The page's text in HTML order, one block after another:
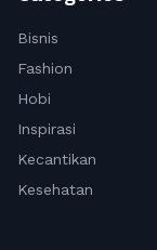
Bisnis
Fashion
Hobi
Inspirasi
Kecantikan
Kesehatan